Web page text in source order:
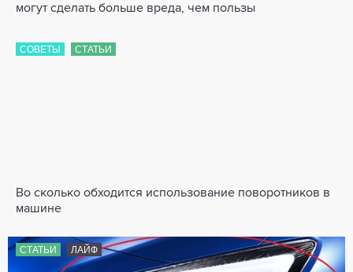
могут сделать больше вреда, чем пользы
СОВЕТЫ СТАТЬИ
Во сколько обходится использование поворотников в
машине
СТАТЬИ ЛАЙФ